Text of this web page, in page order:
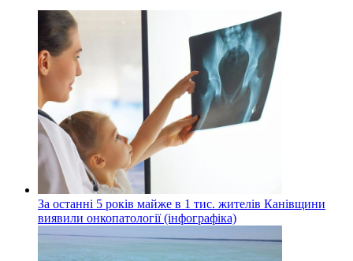
За останні 5 років майже в 1 тис. жителів Канівщини
виявили онкопатології (інфографіка)